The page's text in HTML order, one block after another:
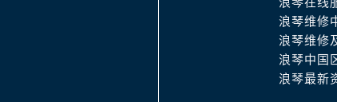
井百货名表维修浪琴售后服务中心（需提前预约）
服务中心（需提前预约）
浪琴售后服务中心（需提前预约）
浪琴维修
浪琴维修
浪琴中国
浪琴最新